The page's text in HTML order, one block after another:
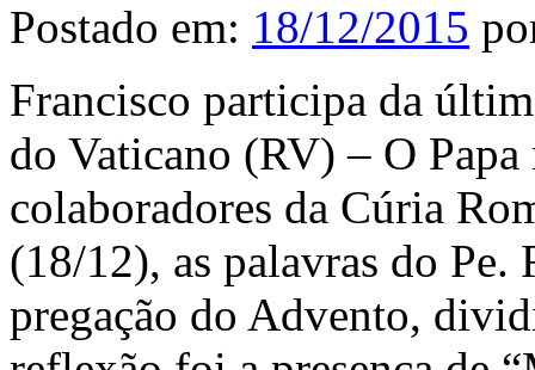
Postado em: 18/12/2015
Francisco participa da
do Vaticano (RV) – O
colaboradores da Cúria
(18/12), as palavras do Pe.
pregação do Advento,